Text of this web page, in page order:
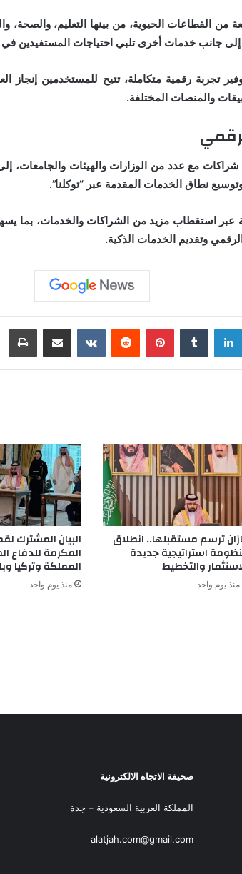
الحيوية، من بينها التعليم، والصحة،
إلى جانب خدمات أخرى تلبي احتياجات المستفيدين
تجربة رقمية متكاملة، تتيح للمستخدمين
والمنصات المختلفة.
مع عدد من الوزارات والهيئات والجامعات،
نطاق الخدمات المقدمة عبر “توكلنا”.
عبر استقطاب مزيد من الشراكات والخدمات، بما
وتقديم الخدمات الذكية.
لينكدإن ‏Tumblr بينتيريست ‏Reddit
‏VKontakte مشاركة عبر البريد طباعة
ترسم مستقبلها.. انطلاق
استراتيجية جديدة
والتخطيط
منذ يوم واحد
البيان المشترك
المكرمة للدفاع
المملكة وتركيا
منذ يوم واحد
صحيفة الاتجاه الالكترونية
المملكة العربية السعودية – جدة
alatjah.com@gmail.com